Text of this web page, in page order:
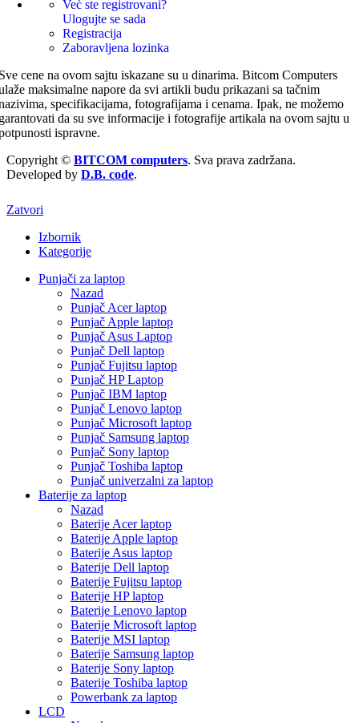
Već ste registrovani?
Ulogujte se sada
Registracija
Zaboravljena lozinka
cene na ovom sajtu iskazane su u dinarima. Bitcom Computers
maksimalne napore da svi artikli budu prikazani sa tačnim
specifikacijama, fotografijama i cenama. Ipak, ne možemo
da su sve informacije i fotografije artikala na ovom sajtu u
ispravne.
Copyright © BITCOM computers. Sva prava zadržana.
Developed by D.B. code.
Zatvori
Izbornik
Kategorije
Punjači za laptop
Nazad
Punjač Acer laptop
Punjač Apple laptop
Punjač Asus Laptop
Punjač Dell laptop
Punjač Fujitsu laptop
Punjač HP Laptop
Punjač IBM laptop
Punjač Lenovo laptop
Punjač Microsoft laptop
Punjač Samsung laptop
Punjač Sony laptop
Punjač Toshiba laptop
Punjač univerzalni za laptop
Baterije za laptop
Nazad
Baterije Acer laptop
Baterije Apple laptop
Baterije Asus laptop
Baterije Dell laptop
Baterije Fujitsu laptop
Baterije HP laptop
Baterije Lenovo laptop
Baterije Microsoft laptop
Baterije MSI laptop
Baterije Samsung laptop
Baterije Sony laptop
Baterije Toshiba laptop
Powerbank za laptop
LCD